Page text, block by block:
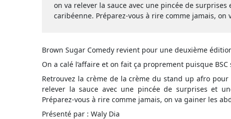
on va relever la sauce avec une pincée de
caribéenne. Préparez-vous à rire comme jamais, on
Brown Sugar Comedy revient pour une deuxième
On a calé l’affaire et on fait ça proprement puisque
Retrouvez la crème de la crème du stand up afro
relever la sauce avec une pincée de surprises et
Préparez-vous à rire comme jamais, on va gainer les
Présenté par : Waly Dia